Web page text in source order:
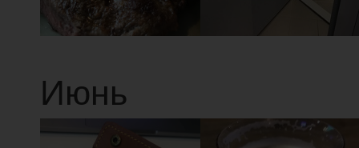
Июнь